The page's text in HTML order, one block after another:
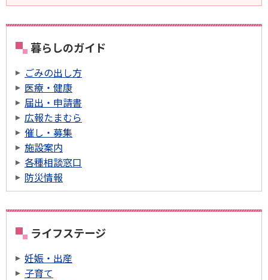
暮らしのガイド
ごみの出し方
医療・健康
届出・申請書
広報たまむら
催し・募集
施設案内
各種相談窓口
防災情報
ライフステージ
妊娠・出産
子育て